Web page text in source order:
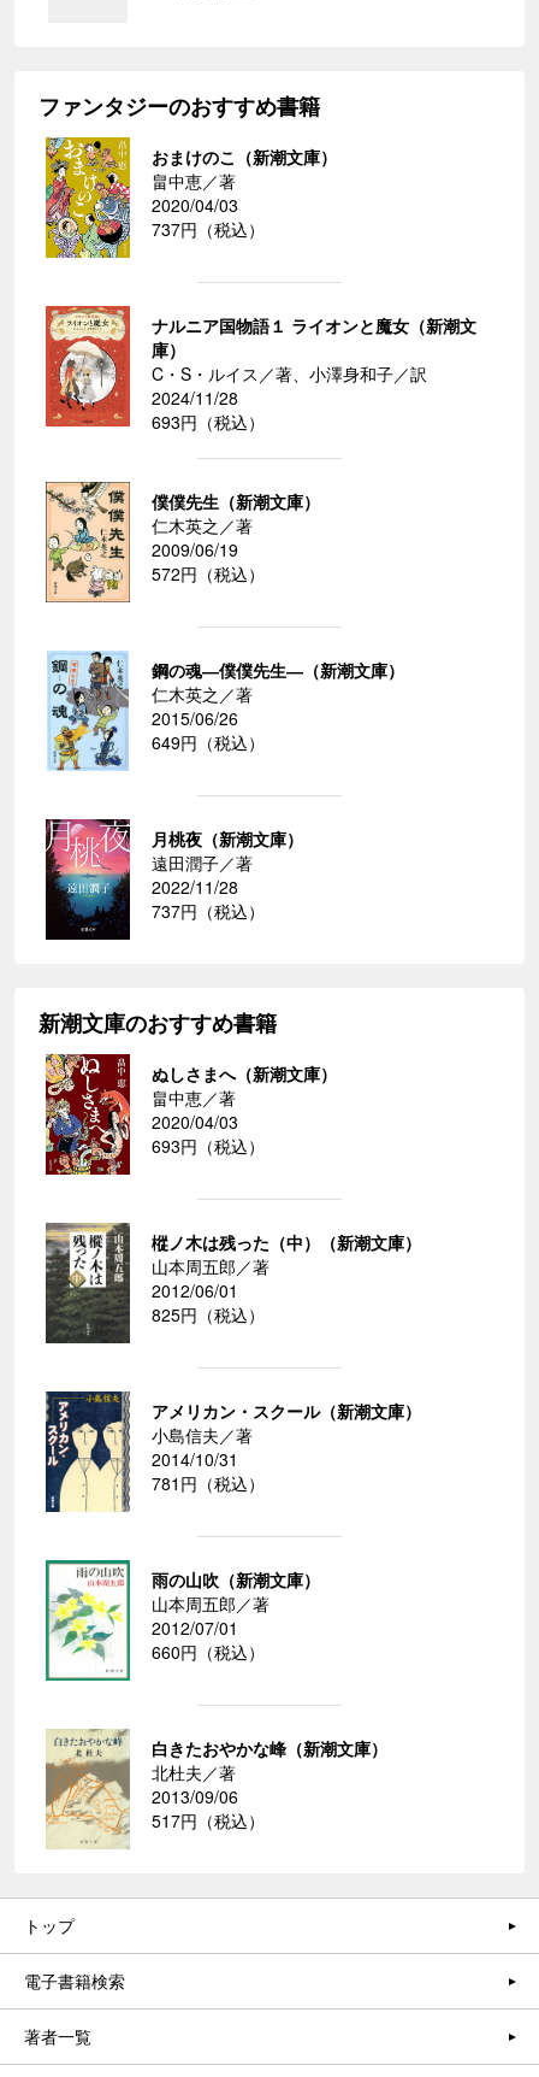
ファンタジーのおすすめ書籍
おまけのこ（新潮文庫）
畠中恵／著
2020/04/03
737円（税込）
ナルニア国物語１ ライオンと魔女（新潮文
庫）
C・S・ルイス／著、小澤身和子／訳
2024/11/28
693円（税込）
僕僕先生（新潮文庫）
仁木英之／著
2009/06/19
572円（税込）
鋼の魂―僕僕先生―（新潮文庫）
仁木英之／著
2015/06/26
649円（税込）
月桃夜（新潮文庫）
遠田潤子／著
2022/11/28
737円（税込）
新潮文庫のおすすめ書籍
ぬしさまへ（新潮文庫）
畠中恵／著
2020/04/03
693円（税込）
樅ノ木は残った（中）（新潮文庫）
山本周五郎／著
2012/06/01
825円（税込）
アメリカン・スクール（新潮文庫）
小島信夫／著
2014/10/31
781円（税込）
雨の山吹（新潮文庫）
山本周五郎／著
2012/07/01
660円（税込）
白きたおやかな峰（新潮文庫）
北杜夫／著
2013/09/06
517円（税込）
トップ
電子書籍検索
著者一覧